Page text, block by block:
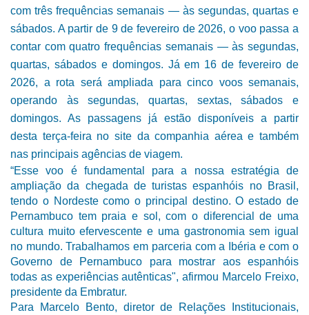
com três frequências semanais — às segundas, quartas e
sábados. A partir de 9 de fevereiro de 2026, o voo passa a
contar com quatro frequências semanais — às segundas,
quartas, sábados e domingos. Já em 16 de fevereiro de
2026, a rota será ampliada para cinco voos semanais,
operando às segundas, quartas, sextas, sábados e
domingos. As passagens já estão disponíveis a partir
desta terça-feira no site da companhia aérea e também
nas principais agências de viagem.
“Esse voo é fundamental para a nossa estratégia de
ampliação da chegada de turistas espanhóis no Brasil,
tendo o Nordeste como o principal destino. O estado de
Pernambuco tem praia e sol, com o diferencial de uma
cultura muito efervescente e uma gastronomia sem igual
no mundo. Trabalhamos em parceria com a Ibéria e com o
Governo de Pernambuco para mostrar aos espanhóis
todas as experiências autênticas", afirmou Marcelo Freixo,
presidente da Embratur.
Para Marcelo Bento, diretor de Relações Institucionais,